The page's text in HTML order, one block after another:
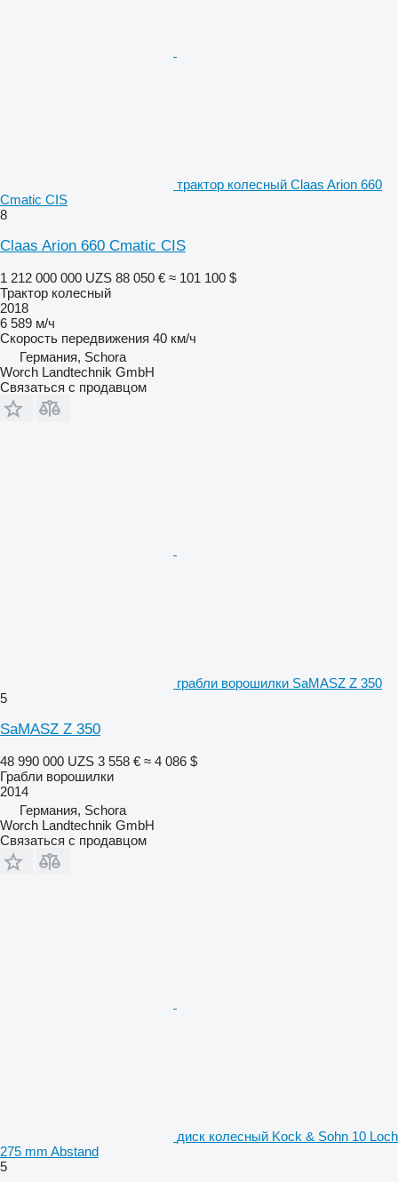
трактор колесный Claas Arion 660
Cmatic CIS
8
Claas Arion 660 Cmatic CIS
1 212 000 000 UZS 88 050 € ≈ 101 100 $
Трактор колесный
2018
6 589 м/ч
Скорость передвижения 40 км/ч
Германия, Schora
Worch Landtechnik GmbH
Связаться с продавцом
грабли ворошилки SaMASZ Z 350
5
SaMASZ Z 350
48 990 000 UZS 3 558 € ≈ 4 086 $
Грабли ворошилки
2014
Германия, Schora
Worch Landtechnik GmbH
Связаться с продавцом
диск колесный Kock & Sohn 10 Loch
275 mm Abstand
5